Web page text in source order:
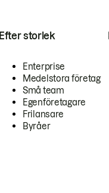
Efter storlek
Enterprise
Medelstora företag
Små team
Egenföretagare
Frilansare
Byråer